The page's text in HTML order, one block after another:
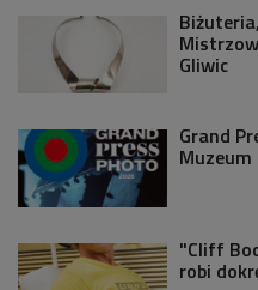
Gliwic
Grand
"Cliff
robi